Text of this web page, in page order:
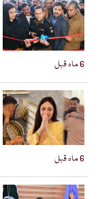
6 ماہ قبل
6 ماہ قبل